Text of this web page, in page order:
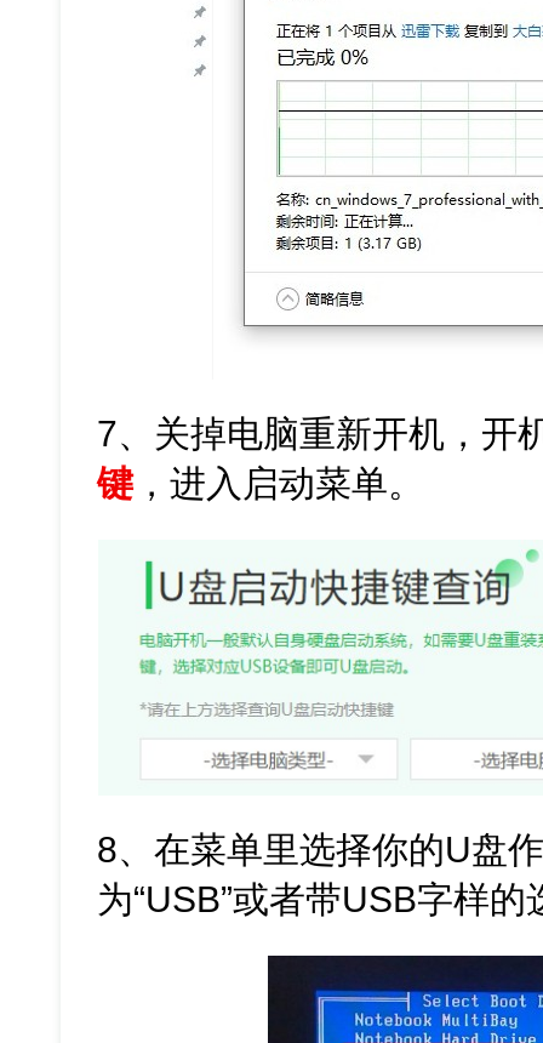
7、关掉电脑重新开机，开
键，进入启动菜单。
8、在菜单里选择你的U盘
为“USB”或者带USB字样的